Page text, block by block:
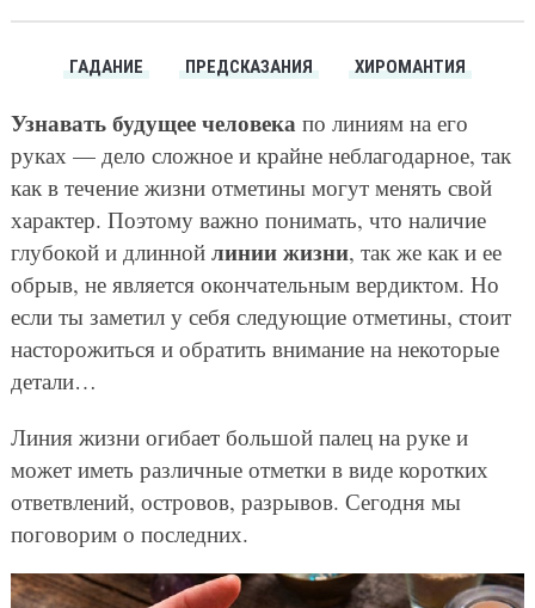
ГАДАНИЕ ПРЕДСКАЗАНИЯ ХИРОМАНТИЯ
Узнавать будущее человекапо линиям на его
руках — дело сложное и крайне неблагодарное, так
как в течение жизни отметины могут менять свой
характер. Поэтому важно понимать, что наличие
глубокой и длинной линии жизни, так же как и ее
обрыв, не является окончательным вердиктом. Но
если ты заметил у себя следующие отметины, стоит
насторожиться и обратить внимание на некоторые
детали…
Линия жизни огибает большой палец на руке и
может иметь различные отметки в виде коротких
ответвлений, островов, разрывов. Сегодня мы
поговорим о последних.